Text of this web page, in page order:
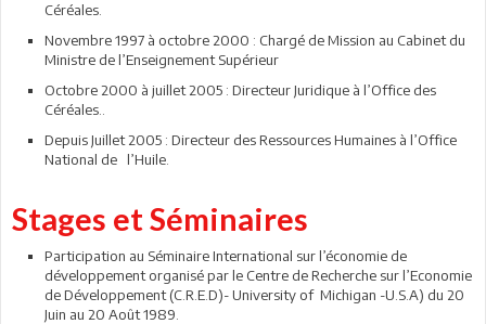
Céréales.
Novembre 1997 à octobre 2000 : Chargé de Mission au Cabinet du
Ministre de l’Enseignement Supérieur
Octobre 2000 à juillet 2005 : Directeur Juridique à l’Office des
Céréales..
Depuis Juillet 2005 : Directeur des Ressources Humaines à l’Office
National de l’Huile.
Stages et Séminaires
Participation au Séminaire International sur l’économie de
développement organisé par le Centre de Recherche sur l’Economie
de Développement (C.R.E.D)- University of Michigan -U.S.A) du 20
Juin au 20 Août 1989.